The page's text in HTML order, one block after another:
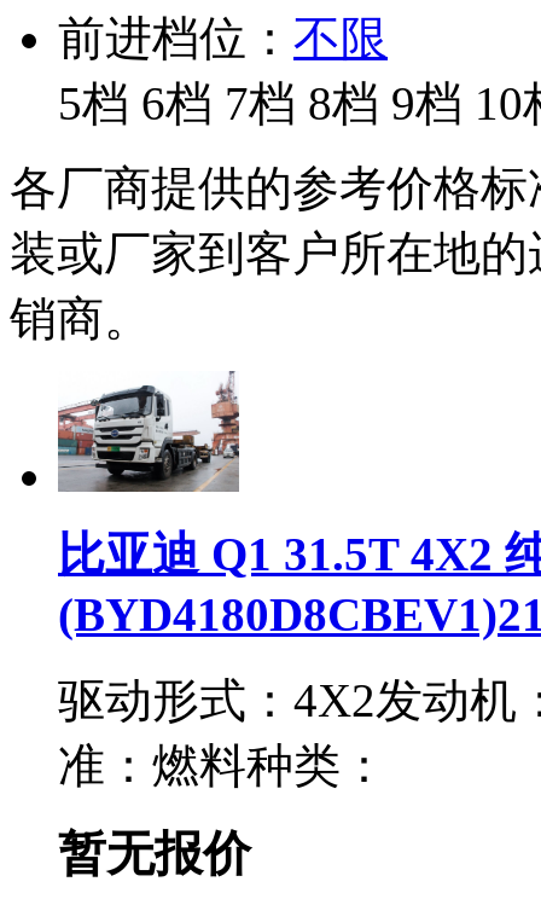
前进档位： 不限
5档 6档 7档 8档 9档 10
各厂商提供的参考价格
装或厂家到客户所在地
销商。
比亚迪 Q1 31.5T 4X2
驱动形式： 4X2发动机
准： 燃料种类：
暂无报价